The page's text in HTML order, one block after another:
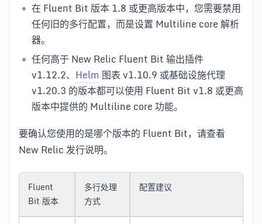
在 Fluent Bit 版本 1.8 或更高版本中，您需要禁用
任何旧的多行配置，而是设置 Multiline core 解析
器。
任何高于 New Relic Fluent Bit 输出插件
v1.12.2、 Helm 图表 v1.10.9 或基础设施代理
v1.20.3 的版本都可以使用 Fluent Bit v1.8 或更高
版本中提供的 Multiline core 功能。
要确认您使用的是哪个版本的 Fluent Bit，请查看
New Relic 发行说明。
Fluent
Bit 版本
多行处理
方式
配置建议